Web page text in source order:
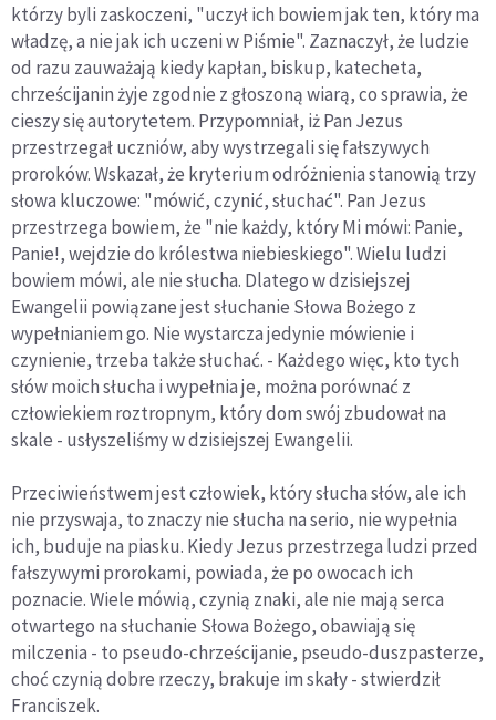
którzy byli zaskoczeni, "uczył ich bowiem jak ten, który ma
władzę, a nie jak ich uczeni w Piśmie". Zaznaczył, że ludzie
od razu zauważają kiedy kapłan, biskup, katecheta,
chrześcijanin żyje zgodnie z głoszoną wiarą, co sprawia, że
cieszy się autorytetem. Przypomniał, iż Pan Jezus
przestrzegał uczniów, aby wystrzegali się fałszywych
proroków. Wskazał, że kryterium odróżnienia stanowią trzy
słowa kluczowe: "mówić, czynić, słuchać". Pan Jezus
przestrzega bowiem, że "nie każdy, który Mi mówi: Panie,
Panie!, wejdzie do królestwa niebieskiego". Wielu ludzi
bowiem mówi, ale nie słucha. Dlatego w dzisiejszej
Ewangelii powiązane jest słuchanie Słowa Bożego z
wypełnianiem go. Nie wystarcza jedynie mówienie i
czynienie, trzeba także słuchać. - Każdego więc, kto tych
słów moich słucha i wypełnia je, można porównać z
człowiekiem roztropnym, który dom swój zbudował na
skale - usłyszeliśmy w dzisiejszej Ewangelii.
Przeciwieństwem jest człowiek, który słucha słów, ale ich
nie przyswaja, to znaczy nie słucha na serio, nie wypełnia
ich, buduje na piasku. Kiedy Jezus przestrzega ludzi przed
fałszywymi prorokami, powiada, że po owocach ich
poznacie. Wiele mówią, czynią znaki, ale nie mają serca
otwartego na słuchanie Słowa Bożego, obawiają się
milczenia - to pseudo-chrześcijanie, pseudo-duszpasterze,
choć czynią dobre rzeczy, brakuje im skały - stwierdził
Franciszek.